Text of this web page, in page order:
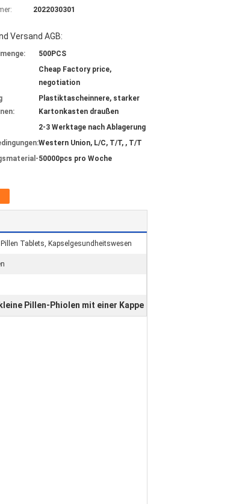
2022030301
Versand AGB:
500PCS
Cheap Factory price,
negotiation
Plastiktascheinnere, starker
Kartonkasten draußen
2-3 Werktage nach Ablagerung
Western Union, L/C, T/T, , T/T
50000pcs pro Woche
Tablets, Kapselgesundheitswesen
Pillen-Phiolen mit einer Kappe